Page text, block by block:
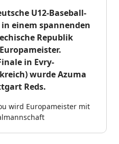
U12-Baseball-
einem spannenden
Republik
in Evry-
wurde Azuma
Reds.
wird Europameister mit